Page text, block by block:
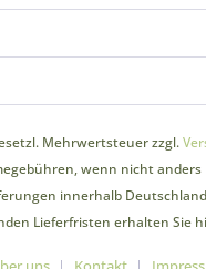
Mehrwertsteuer zzgl.
wenn nicht anders
innerhalb
Lieferfristen erhalten Sie